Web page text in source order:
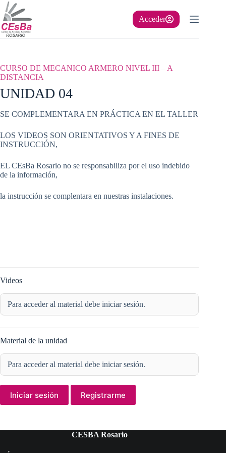
Saltar
al
contenido
Acceder
CURSO DE MECANICO ARMERO NIVEL III – A
DISTANCIA
UNIDAD 04
SE COMPLEMENTARA EN PRÁCTICA EN EL TALLER
LOS VIDEOS SON ORIENTATIVOS Y A FINES DE
INSTRUCCIÓN,
EL CEsBa Rosario no se responsabiliza por el uso indebido
de la información,
la instrucción se complentara en nuestras instalaciones.
Videos
Para acceder al material debe iniciar sesión.
Material de la unidad
Para acceder al material debe iniciar sesión.
Iniciar sesión Registrarme
CESBA Rosario